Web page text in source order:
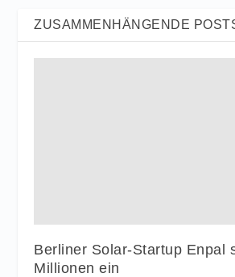
ZUSAMMENHÄNGENDE
Berliner Solar-Startup Enpal
Millionen ein